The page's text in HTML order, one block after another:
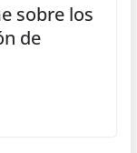
sobre los
de